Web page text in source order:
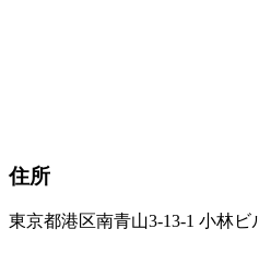
住所
東京都港区南青山3-13-1 小林ビ